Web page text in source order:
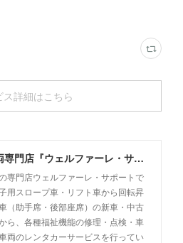
ス詳細はこちら
福祉車両専門店『ウェルファーレ・サポート』
専門店ウェルファーレ・サポートで
用スロープ車・リフト車から回転昇
（助手席・後部座席）の新車・中古
ら、各種福祉機能の修理・点検・車
両のレンタカーサービスを行ってい